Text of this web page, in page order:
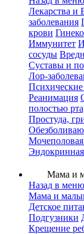
Лекарства
заболевания
крови
Иммунитет
сосуды
Суставы и
Лор-
Психические
Реанимация
полостью
Простуда,
Мочеполовая
Мама и
Назад в меню
Мама и
Детское
Подгузники
Крещение